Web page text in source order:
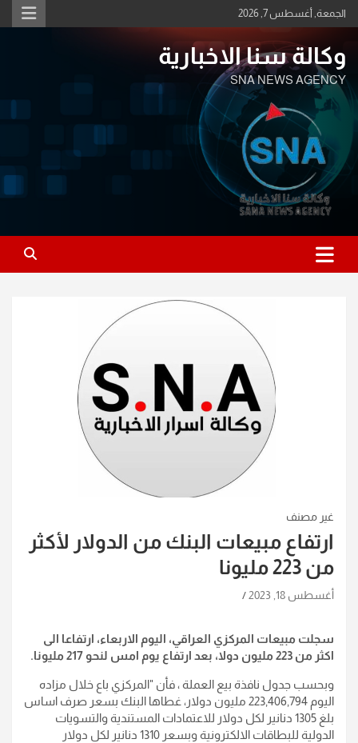
Skip
to
الجمعة, أغسطس 7, 2026
وكالة سنا الاخبارية
SNA NEWS AGENCY
غير مصنف
ارتفاع مبيعات البنك من الدولار لأكثر
من 223 مليونا
أغسطس 18, 2023
سجلت مبيعات المركزي العراقي، اليوم الاربعاء، ارتفاعا الى
اكثر من 223 مليون دولا، بعد ارتفاع يوم امس لنحو 217 مليونا.
وبحسب جدول نافذة بيع العملة ، فأن "المركزي باع خلال مزاده
اليوم 223,406,794 مليون دولار، غطاها البنك بسعر صرف اساس
بلغ 1305 دنانير لكل دولار للاعتمادات المستندية والتسويات
الدولية للبطاقات الالكترونية وبسعر 1310 دنانير لكل دولار